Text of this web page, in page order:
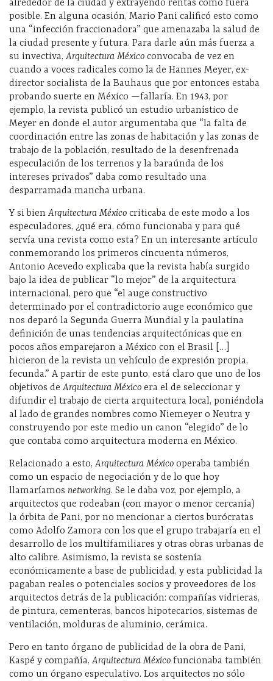
alrededor de la ciudad y extrayendo rentas como fuera
posible. En alguna ocasión, Mario Pani calificó esto como
una “infección fraccionadora” que amenazaba la salud de
la ciudad presente y futura. Para darle aún más fuerza a
su invectiva,Arquitectura México convocaba de vez en
cuando a voces radicales como la de Hannes Meyer, ex-
director socialista de la Bauhaus que por entonces estaba
probando suerte en México —fallaría. En 1943, por
ejemplo, la revista publicó un estudio urbanístico de
Meyer en donde el autor argumentaba que “la falta de
coordinación entre las zonas de habitación y las zonas de
trabajo de la población, resultado de la desenfrenada
especulación de los terrenos y la baraúnda de los
intereses privados” daba como resultado una
desparramada mancha urbana.
Y si bienArquitectura México criticaba de este modo a los
especuladores, ¿qué era, cómo funcionaba y para qué
servía una revista como esta? En un interesante artículo
conmemorando los primeros cincuenta números,
Antonio Acevedo explicaba que la revista había surgido
bajo la idea de publicar “lo mejor” de la arquitectura
internacional, pero que “el auge constructivo
determinado por el contradictorio auge económico que
nos deparó la Segunda Guerra Mundial y la paulatina
definición de unas tendencias arquitectónicas que en
pocos años emparejaron a México con el Brasil […]
hicieron de la revista un vehículo de expresión propia,
fecunda.” A partir de este punto, está claro que uno de los
objetivos deArquitectura México era el de seleccionar y
difundir el trabajo de cierta arquitectura local, poniéndola
al lado de grandes nombres como Niemeyer o Neutra y
construyendo por este medio un canon “elegido” de lo
que contaba como arquitectura moderna en México.
Relacionado a esto,Arquitectura México operaba también
como un espacio de negociación y de lo que hoy
llamaríamos networking. Se le daba voz, por ejemplo, a
arquitectos que rodeaban (con mayor o menor cercanía)
la órbita de Pani, por no mencionar a ciertos burócratas
como Adolfo Zamora con los que el grupo trabajaría en el
desarrollo de los multifamiliares y otras obras urbanas de
alto calibre. Asimismo, la revista se sostenía
económicamente a base de publicidad, y esta publicidad la
pagaban reales o potenciales socios y proveedores de los
arquitectos detrás de la publicación: compañías vidrieras,
de pintura, cementeras, bancos hipotecarios, sistemas de
ventilación, molduras de aluminio, cerámica.
Pero en tanto órgano de publicidad de la obra de Pani,
Kaspé y compañía,Arquitectura México funcionaba también
como un órgano especulativo. Los arquitectos no sólo